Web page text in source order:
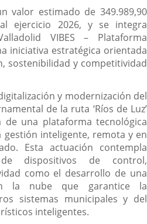
valor estimado de 349.989,90
ejercicio 2026, y se integra
VIBES – Plataforma
iniciativa estratégica orientada
sostenibilidad y competitividad
y modernización del
de la ruta ‘Ríos de Luz’
una plataforma tecnológica
inteligente, remota y en
Esta actuación contempla
dispositivos de control,
como el desarrollo de una
la nube que garantice la
sistemas municipales y del
inteligentes.